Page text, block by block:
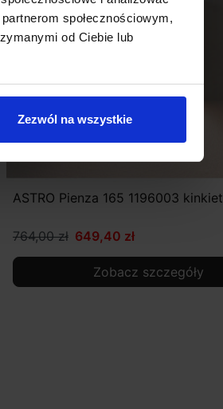
społecznościowym,
od Ciebie lub
Zezwól na wszystkie
ASTRO Pienza 165 1196003 kinkiet
764,00 zł 649,40 zł
Zobacz szczegóły